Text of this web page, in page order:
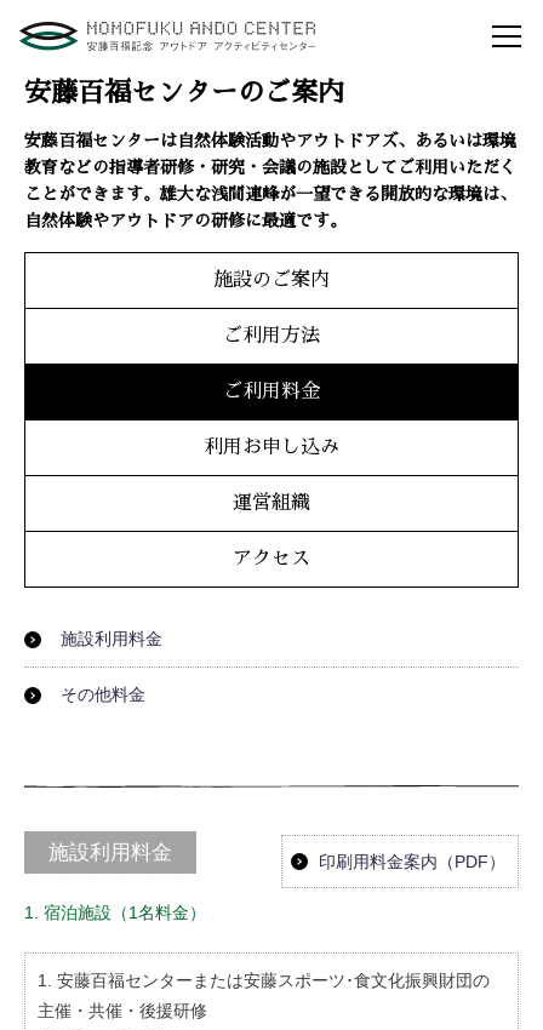
自然体験活動とは？
安藤百福センターの役割とビジョン
研修・講演
安藤百福センターのご案内
利用お申し込み
施設利用料金
その他料金
印刷用料金案内（PDF）
施設利用料金
1. 宿泊施設（1名料金）
安藤百福センターまたは安藤スポーツ･食文化振興財団の
主催・共催・後援研修